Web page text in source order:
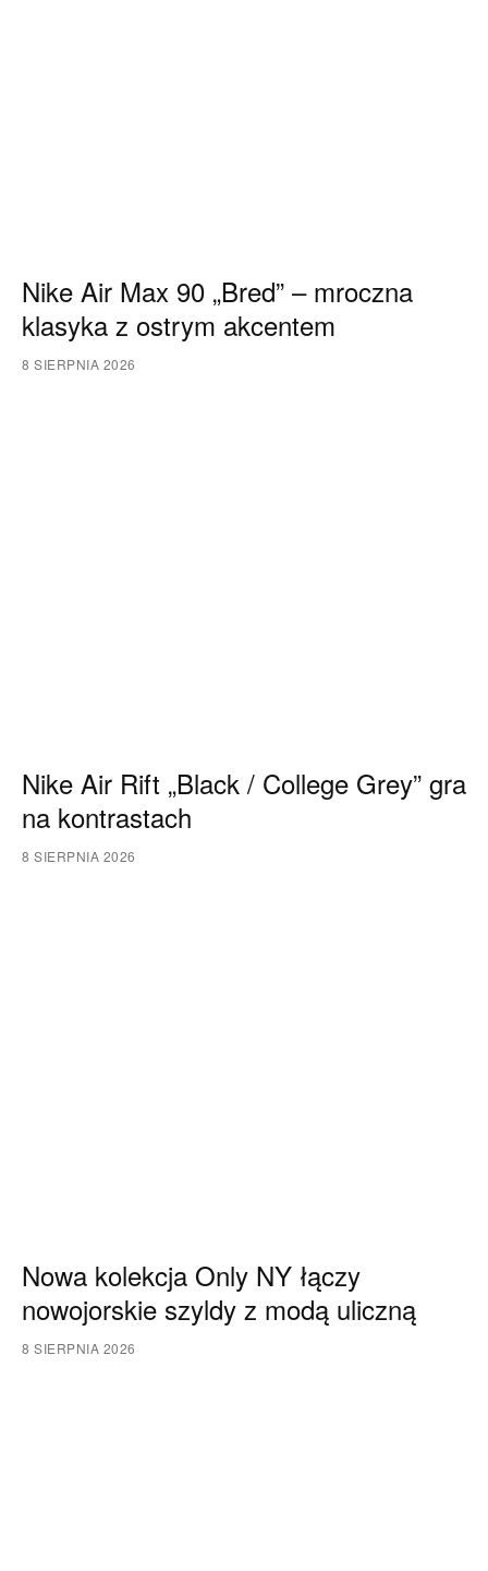
Nike Air Max 90 „Bred” – mroczna
klasyka z ostrym akcentem
8 SIERPNIA 2026
Nike Air Rift „Black / College Grey” gra
na kontrastach
8 SIERPNIA 2026
Nowa kolekcja Only NY łączy
nowojorskie szyldy z modą uliczną
8 SIERPNIA 2026